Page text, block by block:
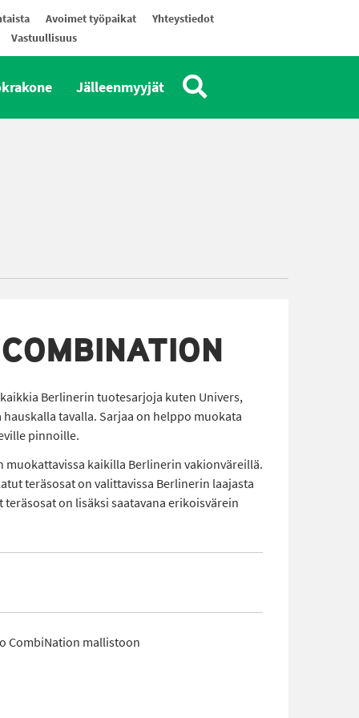
Avoimet työpaikat
Yhteystiedot
Vastuullisuus
Jälleenmyyjät
kaikkia Berlinerin tuotesarjoja kuten Univers,
tavalla. Sarjaa on helppo muokata
pinnoille.
muokattavissa kaikilla Berlinerin vakionväreillä.
teräsosat on valittavissa Berlinerin laajasta
on lisäksi saatavana erikoisvärein
CombiNation mallistoon